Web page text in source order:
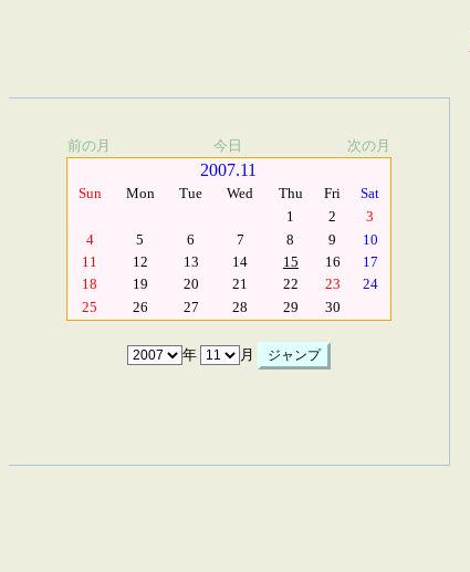
前の月 今日 次の月
2007.11
Sun Mon Tue Wed Thu Fri
Sat
1
2
3
4
5 6 7 8 9
10
11
12 13 14 15 16
17
18
19 20 21 22 23
24
25
26 27 28 29 30
年 月